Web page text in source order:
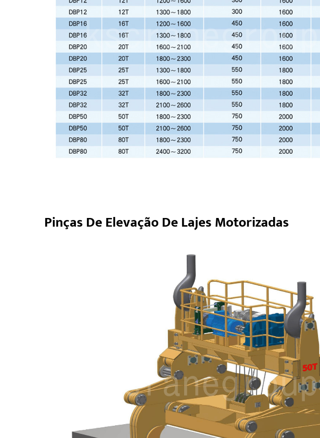
Pinças De Elevação De Lajes Motorizadas